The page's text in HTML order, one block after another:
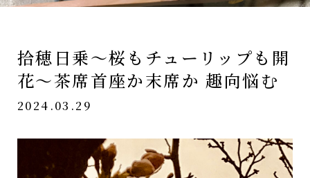
拾穂日乗〜桜もチューリップも開
花〜茶席首座か末席か 趣向悩む
2024.03.29